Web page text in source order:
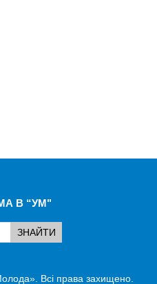
В “УМ"
Всі права захищено.